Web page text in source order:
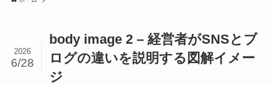
body image 2 – 経営者がSNSとブ
ログの違いを説明する図解イメー
ジ
2026
6/28